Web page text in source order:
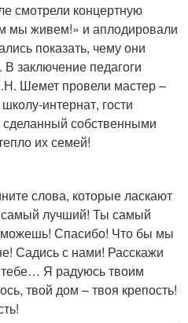
смотрели концертную
мы живем!» и аплодировали
показать, чему они
заключение педагоги
Шемет провели мастер –
интернат, гости
собственными
их семей!
слова, которые ласкают
лучший! Ты самый
Спасибо! Что бы мы
Садись с нами! Расскажи
Я радуюсь твоим
твой дом – твоя крепость!